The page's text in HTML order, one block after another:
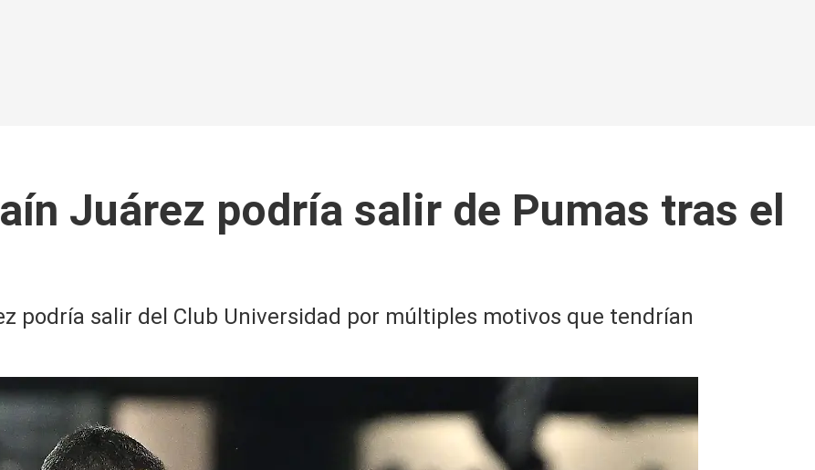
Juárez podría salir de Pumas tras el
podría salir del Club Universidad por múltiples motivos que tendrían